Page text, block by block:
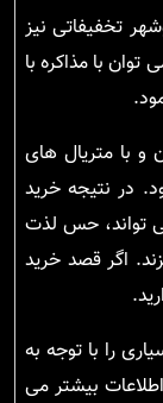
تخفیفاتی نیز
با مذاکره با
و با متریال های
در نتیجه خرید
تواند، حس لذت
اگر قصد خرید
را با توجه به
بیشتر می